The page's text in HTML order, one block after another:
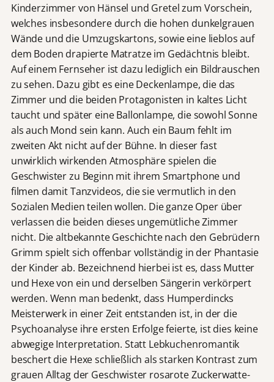
Kinderzimmer von Hänsel und Gretel zum Vorschein,
welches insbesondere durch die hohen dunkelgrauen
Wände und die Umzugskartons, sowie eine lieblos auf
dem Boden drapierte Matratze im Gedächtnis bleibt.
Auf einem Fernseher ist dazu lediglich ein Bildrauschen
zu sehen. Dazu gibt es eine Deckenlampe, die das
Zimmer und die beiden Protagonisten in kaltes Licht
taucht und später eine Ballonlampe, die sowohl Sonne
als auch Mond sein kann. Auch ein Baum fehlt im
zweiten Akt nicht auf der Bühne. In dieser fast
unwirklich wirkenden Atmosphäre spielen die
Geschwister zu Beginn mit ihrem Smartphone und
filmen damit Tanzvideos, die sie vermutlich in den
Sozialen Medien teilen wollen. Die ganze Oper über
verlassen die beiden dieses ungemütliche Zimmer
nicht. Die altbekannte Geschichte nach den Gebrüdern
Grimm spielt sich offenbar vollständig in der Phantasie
der Kinder ab. Bezeichnend hierbei ist es, dass Mutter
und Hexe von ein und derselben Sängerin verkörpert
werden. Wenn man bedenkt, dass Humperdincks
Meisterwerk in einer Zeit entstanden ist, in der die
Psychoanalyse ihre ersten Erfolge feierte, ist dies keine
abwegige Interpretation. Statt Lebkuchenromantik
beschert die Hexe schließlich als starken Kontrast zum
grauen Alltag der Geschwister rosarote Zuckerwatte-